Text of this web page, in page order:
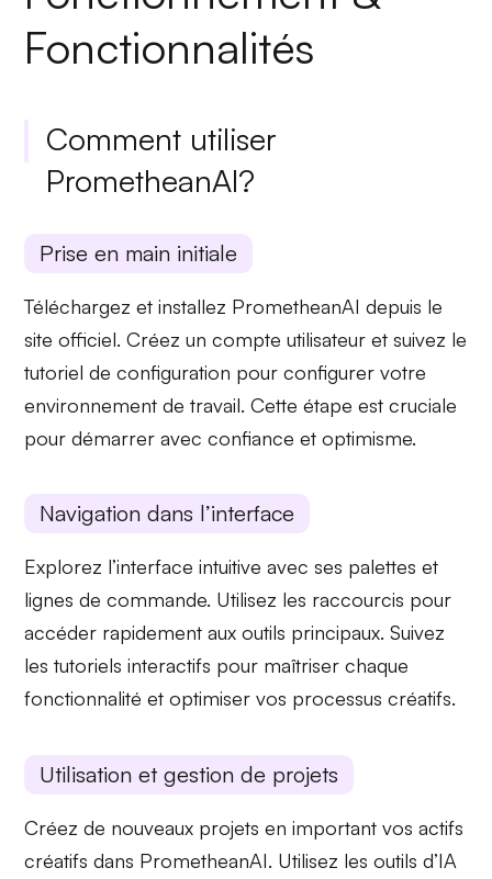
Fonctionnalités
Comment utiliser
PrometheanAI?
Prise en main initiale
Téléchargez et installez PrometheanAI depuis le
site officiel. Créez un compte utilisateur et suivez le
tutoriel de configuration pour configurer votre
environnement de travail. Cette étape est cruciale
pour démarrer avecconfiance et optimisme.
Navigation dans l’interface
Explorez l’interface intuitive avec ses palettes et
lignes de commande. Utilisez les raccourcis pour
accéder rapidement aux outils principaux. Suivez
lestutoriels interactifs pour maîtriser chaque
fonctionnalité et optimiser vos processus créatifs.
Utilisation et gestion de projets
Créez de nouveaux projets en important vos actifs
créatifs dans PrometheanAI. Utilisez les outils d’IA